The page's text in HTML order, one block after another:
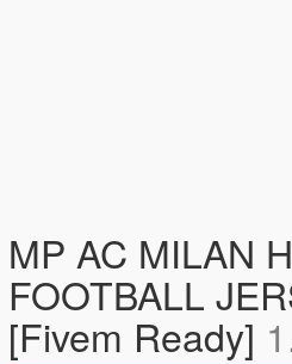
MP AC MILAN
FOOTBALL
[Fivem Ready]